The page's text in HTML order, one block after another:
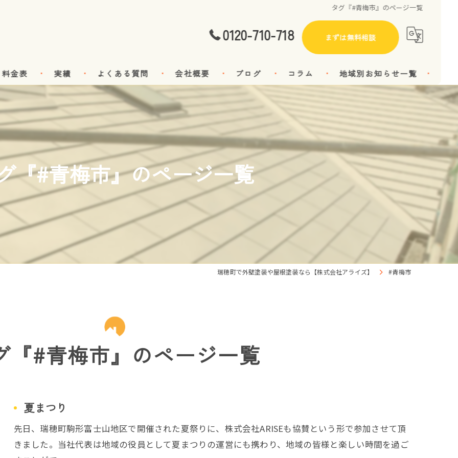
タグ『#青梅市』のページ一覧
0120-710-718 まずは無料相談
料金表 実績 よくある質問 会社概要 ブログ コラム 地域別お知らせ一覧
武蔵村山市
青梅市
『#青梅市』のページ一覧
瑞穂町で外壁塗装や屋根塗装なら【株式会社アライズ】 #青梅市
『#青梅市』のページ一覧
夏まつり
先日、瑞穂町駒形富士山地区で開催された夏祭りに、株式会社ARISEも協賛という形で参加させて頂
きました。当社代表は地域の役員として夏まつりの運営にも携わり、地域の皆様と楽しい時間を過ご